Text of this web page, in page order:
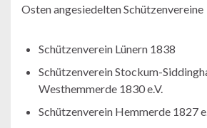
Osten angesiedelten Schützenvereine
Schützenverein Lünern 1838
Schützenverein Stockum-
Westhemmerde 1830 e.V.
Schützenverein Hemmerde 1827